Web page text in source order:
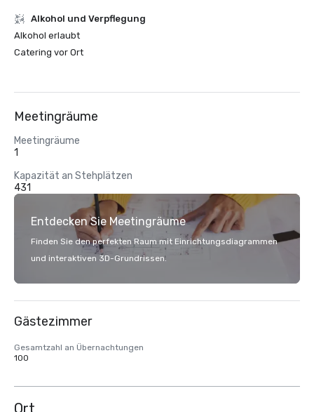
‪Alkohol‬ und Verpflegung
‪Alkohol‬ erlaubt
Catering vor Ort
Meetingräume
Meetingräume
1
Kapazität an Stehplätzen
431
Entdecken Sie Meetingräume
Finden Sie den perfekten Raum mit Einrichtungsdiagrammen
und interaktiven 3D-Grundrissen.
Gästezimmer
Gesamtzahl an Übernachtungen
100
Ort